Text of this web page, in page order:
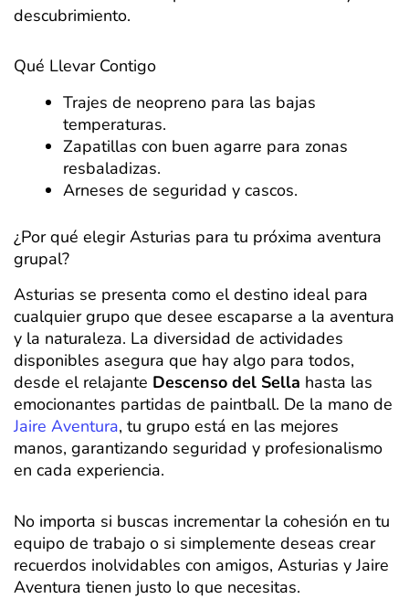
descubrimiento.
Qué Llevar Contigo
Trajes de neopreno para las bajas
temperaturas.
Zapatillas con buen agarre para zonas
resbaladizas.
Arneses de seguridad y cascos.
¿Por qué elegir Asturias para tu próxima aventura
grupal?
Asturias se presenta como el destino ideal para
cualquier grupo que desee escaparse a la aventura
y la naturaleza. La diversidad de actividades
disponibles asegura que hay algo para todos,
desde el relajante Descenso del Sella hasta las
emocionantes partidas de paintball. De la mano de
Jaire Aventura, tu grupo está en las mejores
manos, garantizando seguridad y profesionalismo
en cada experiencia.
No importa si buscas incrementar la cohesión en tu
equipo de trabajo o si simplemente deseas crear
recuerdos inolvidables con amigos, Asturias y Jaire
Aventura tienen justo lo que necesitas.